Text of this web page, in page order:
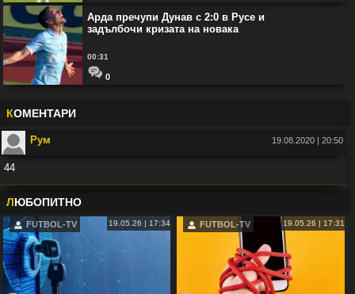
Арда пречупи Дунав с 2:0 в Русе и
задълбочи кризата на новака
00:31
0
КОМЕНТАРИ
Рум 19.08.2020 | 20:50
44
Във: Рио Фърдинанд: Джуд Белингам ще спечели Златната топка
ЛЮБОПИТНО
FUTBOL-TV 19.05.26 | 17:34 FUTBOL-TV 19.05.26 | 17:31